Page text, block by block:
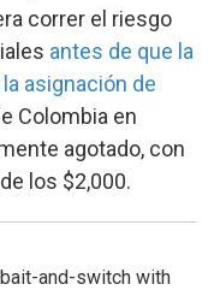
correr el riesgo
antes de que la
asignación de
Colombia en
agotado, con
los $2,000.
and-switch with